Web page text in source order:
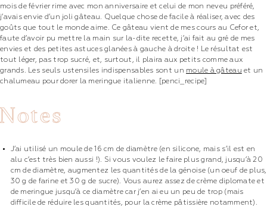
mois de février rime avec mon anniversaire et celui de mon neveu préféré,
j’avais envie d’un joli gâteau. Quelque chose de facile à réaliser, avec des
goûts que tout le monde aime. Ce gâteau vient de mes cours au Cefor et,
faute d’avoir pu mettre la main sur la-dite recette, j’ai fait au gré de mes
envies et des petites astuces glanées à gauche à droite ! Le résultat est
tout léger, pas trop sucré, et, surtout, il plaira aux petits comme aux
grands. Les seuls ustensiles indispensables sont un moule à gâteau et un
chalumeau pour dorer la meringue italienne. [penci_recipe]
Notes
J’ai utilisé un moule de 16 cm de diamètre (en silicone, mais s’il est en
alu c’est très bien aussi !). Si vous voulez le faire plus grand, jusqu’à 20
cm de diamètre, augmentez les quantités de la génoise (un oeuf de plus,
30 g de farine et 30 g de sucre). Vous aurez assez de crème diplomate et
de meringue jusqu’à ce diamètre car j’en ai eu un peu de trop (mais
difficile de réduire les quantités, pour la crème pâtissière notamment).